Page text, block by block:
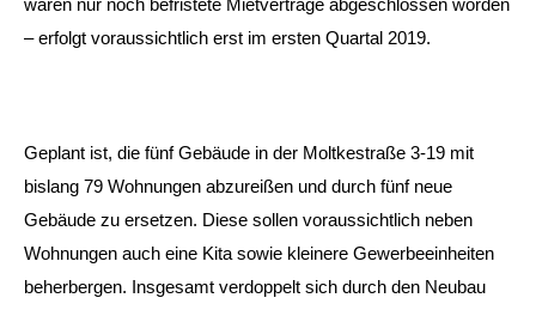
waren nur noch befristete Mietverträge abgeschlossen worden
– erfolgt voraussichtlich erst im ersten Quartal 2019.
Geplant ist, die fünf Gebäude in der Moltkestraße 3-19 mit
bislang 79 Wohnungen abzureißen und durch fünf neue
Gebäude zu ersetzen. Diese sollen voraussichtlich neben
Wohnungen auch eine Kita sowie kleinere Gewerbeeinheiten
beherbergen. Insgesamt verdoppelt sich durch den Neubau